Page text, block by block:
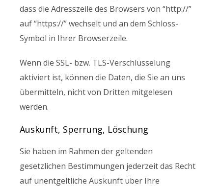
dass die Adresszeile des Browsers von “http://”
auf “https://” wechselt und an dem Schloss-
Symbol in Ihrer Browserzeile.
Wenn die SSL- bzw. TLS-Verschlüsselung
aktiviert ist, können die Daten, die Sie an uns
übermitteln, nicht von Dritten mitgelesen
werden.
Auskunft, Sperrung, Löschung
Sie haben im Rahmen der geltenden
gesetzlichen Bestimmungen jederzeit das Recht
auf unentgeltliche Auskunft über Ihre